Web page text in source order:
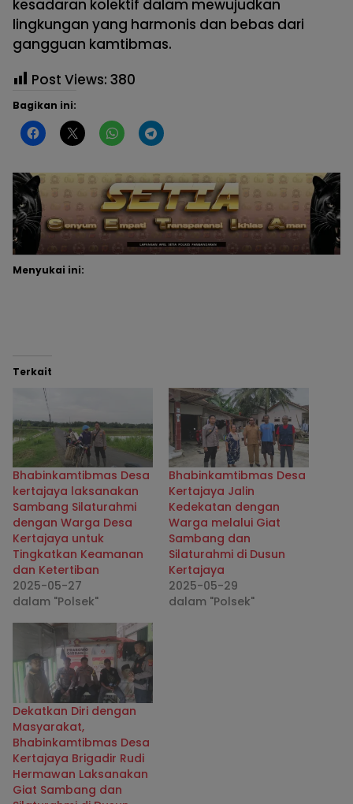
kesadaran kolektif dalam mewujudkan
lingkungan yang harmonis dan bebas dari
gangguan kamtibmas.
Post Views: 380
Bagikan ini:
Menyukai ini:
Terkait
Bhabinkamtibmas Desa
kertajaya laksanakan
Sambang Silaturahmi
dengan Warga Desa
Kertajaya untuk
Tingkatkan Keamanan
dan Ketertiban
2025-05-27
dalam "Polsek"
Bhabinkamtibmas Desa
Kertajaya Jalin
Kedekatan dengan
Warga melalui Giat
Sambang dan
Silaturahmi di Dusun
Kertajaya
2025-05-29
dalam "Polsek"
Dekatkan Diri dengan
Masyarakat,
Bhabinkamtibmas Desa
Kertajaya Brigadir Rudi
Hermawan Laksanakan
Giat Sambang dan